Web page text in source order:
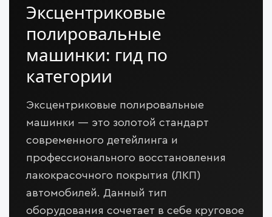
Эксцентриковые
полировальные
машинки: гид по
категории
Эксцентриковые полировальные
машинки — это золотой стандарт
современного детейлинга и
профессионального восстановления
лакокрасочного покрытия (ЛКП)
автомобилей. Данный тип
оборудования сочетает в себе круговое